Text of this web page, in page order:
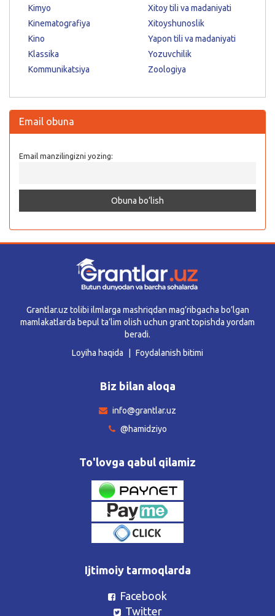
Kimyo
Kinematografiya
Kino
Klassika
Kommunikatsiya
Xitoy tili va madaniyati
Xitoyshunoslik
Yapon tili va madaniyati
Yozuvchilik
Zoologiya
Email obuna
Email manzilingizni yozing:
Grantlar.uz tolibi ilmlarga mashriqdan mag’ribgacha bo’lgan
mamlakatlarda bepul ta’lim olish uchun grant topishda yordam
beradi.
Loyiha haqida
Foydalanish bitimi
Biz bilan aloqa
info@grantlar.uz
@hamidziyo
To'lovga qabul qilamiz
Ijtimoiy tarmoqlarda
Facebook
Twitter